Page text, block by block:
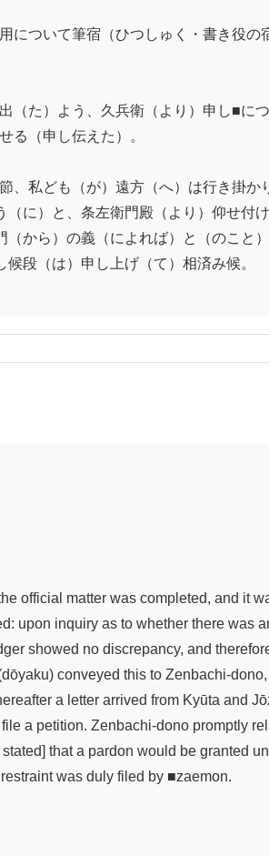
について筆宿（ひつしゅく・書き役
た）よう、久兵衛（より）申し■に
る（申し伝えた）。
、私ども（が）遠方（へ）は行き掛
に）と、条左衛門殿（より）仰せ付
から）の義（によれば）と（のこと
段（は）申し上げ（て）相済み候。
official matter was completed, and it
upon inquiry as to whether there was
showed no discrepancy, and
conveyed this to Zenbachi-
a letter arrived from Kyūta and
a petition. Zenbachi-dono promptly
that a pardon would be granted
was duly filed by ■zaemon.